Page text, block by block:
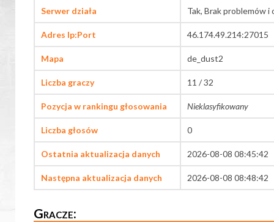
Serwer działa Tak, Brak problemów i
Adres Ip:Port 46.174.49.214:27015
Mapa de_dust2
Liczba graczy 11 / 32
Pozycja w rankingu głosowania Nieklasyfikowany
Liczba głosów 0
Ostatnia aktualizacja danych 2026-08-08 08:45:42
Następna aktualizacja danych 2026-08-08 08:48:42
Gracze: